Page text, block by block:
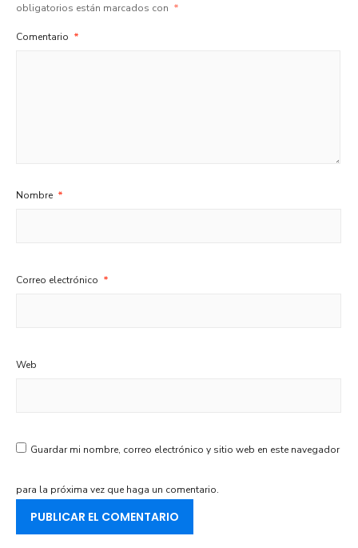
obligatorios están marcados con *
Comentario *
Nombre *
Correo electrónico *
Web
Guardar mi nombre, correo electrónico y sitio web en este navegador
para la próxima vez que haga un comentario.